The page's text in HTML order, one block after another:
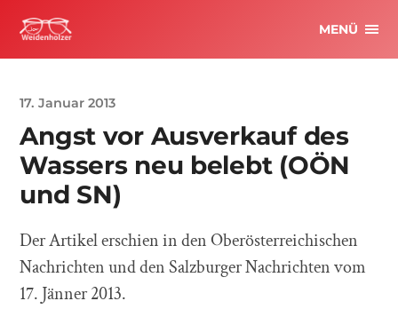
MENÜ
17. Januar 2013
Angst vor Ausverkauf des
Wassers neu belebt (OÖN
und SN)
Der Artikel erschien in den Oberösterreichischen
Nachrichten und den Salzburger Nachrichten vom
17. Jänner 2013.